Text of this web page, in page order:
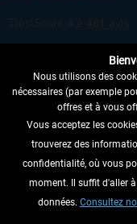
RENONCER AU
INFORMATIONS
NE MANQUEZ
Nous utilisons des
nécessaires (par exemple
offres et à vous
Vous acceptez les
trouverez des
confidentialité, où vous
moment. Il suffit d'aller
données. Consultez